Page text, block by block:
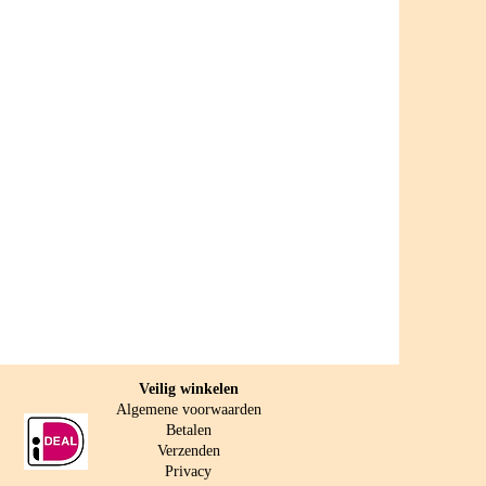
Veilig winkelen
Algemene voorwaarden
Betalen
Verzenden
Privacy